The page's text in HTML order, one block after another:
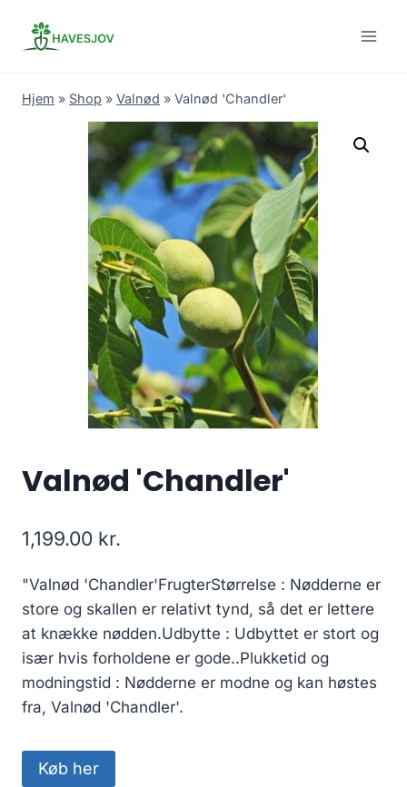
Hjem » Shop » Valnød » Valnød 'Chandler'
Valnød 'Chandler'
1,199.00 kr.
"Valnød 'Chandler'FrugterStørrelse : Nødderne er
store og skallen er relativt tynd, så det er lettere
at knække nødden.Udbytte : Udbyttet er stort og
især hvis forholdene er gode..Plukketid og
modningstid : Nødderne er modne og kan høstes
fra, Valnød 'Chandler'.
Køb her